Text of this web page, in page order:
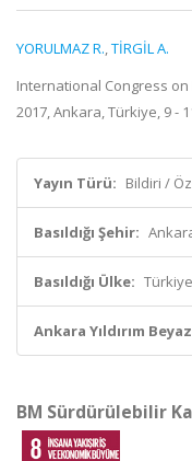
YORULMAZ R.,TİRGİL A.
International Congress on
2017, Ankara, Türkiye, 9 -
Yayın Türü: Bildiri /
Basıldığı Şehir:
Basıldığı Ülke: Türkiye
Ankara Yıldırım
BM Sürdürülebilir